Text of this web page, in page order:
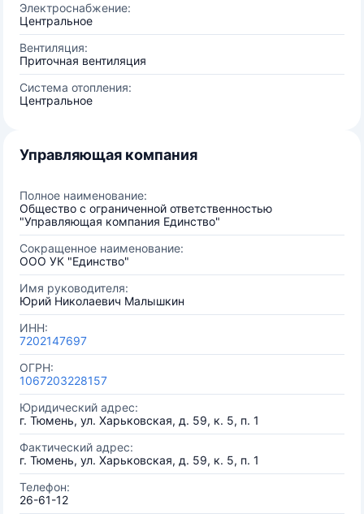
Электроснабжение:
Центральное
Вентиляция:
Приточная вентиляция
Система отопления:
Центральное
Управляющая компания
Полное наименование:
Общество с ограниченной ответственностью
"Управляющая компания Единство"
Сокращенное наименование:
ООО УК "Единство"
Имя руководителя:
Юрий Николаевич Малышкин
ИНН:
7202147697
ОГРН:
1067203228157
Юридический адрес:
г. Тюмень, ул. Харьковская, д. 59, к. 5, п. 1
Фактический адрес:
г. Тюмень, ул. Харьковская, д. 59, к. 5, п. 1
Телефон:
26-61-12